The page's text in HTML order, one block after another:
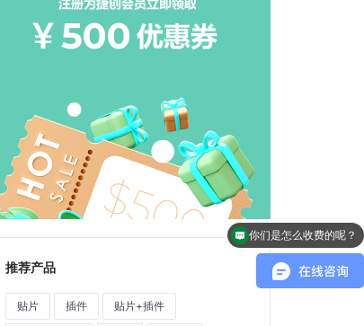
推荐产品
贴片 插件 贴片+插件
你们是怎么收费的呢？
联系方式